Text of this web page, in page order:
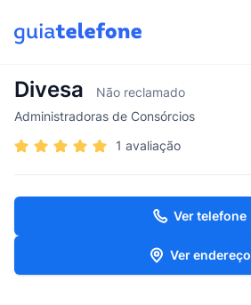
Divesa
Não reclamado
Administradoras de Consórcios
1 avaliação
Ver telefone
Ver endereço